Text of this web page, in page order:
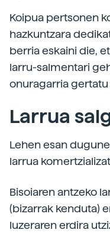
Koipua pertsonen
hazkuntzara
berria eskaini die,
larru-salmentari
onuragarria gertatu
Larrua
Lehen esan
larrua
Bisoiaren antzeko
(bizarrak kenduta)
luzeraren erdira